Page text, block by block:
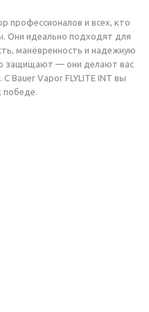
профессионалов и всех, кто
Они идеально подходят для
манёвренность и надежную
защищают — они делают вас
Bauer Vapor FLYLITE INT вы
победе.